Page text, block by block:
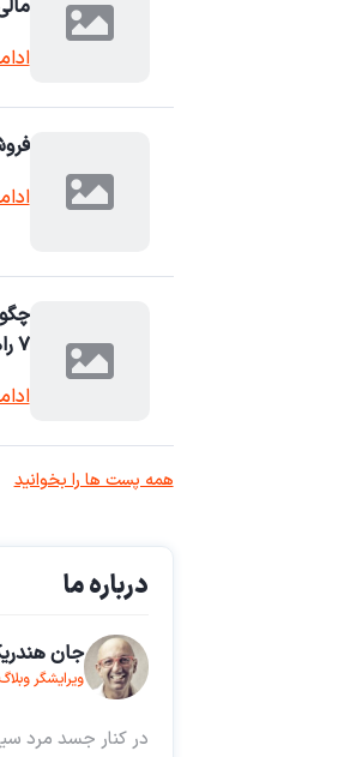
۷ راهکار برای فروش فوری خودرو
همه پست ها را بخوانید
درباره ما
جان
ویرایشگر
در کنار جسد مرد